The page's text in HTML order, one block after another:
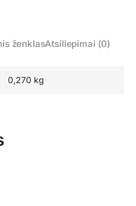
ženklasAtsiliepimai (0)
0,270 kg